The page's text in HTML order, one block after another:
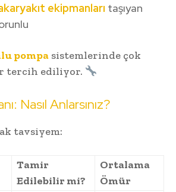
ekipmanları taşıyan
pompa sistemlerinde çok
tercih ediliyor.
Nasıl Anlarsınız?
tavsiyem:
Tamir
Edilebilir mi?
Ortalama
Ömür